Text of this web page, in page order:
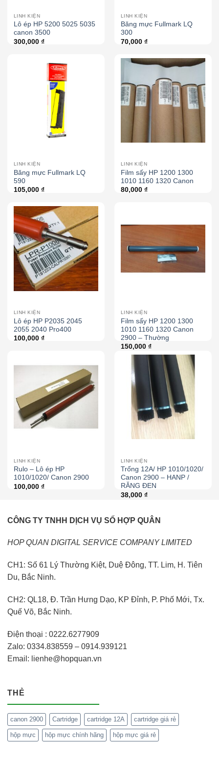
LINH KIỆN
Lô ép HP 5200 5025 5035
canon 3500
300,000 ₫
LINH KIỆN
Băng mực Fullmark LQ
300
70,000 ₫
LINH KIỆN
Băng mực Fullmark LQ
590
105,000 ₫
LINH KIỆN
Film sấy HP 1200 1300
1010 1160 1320 Canon
80,000 ₫
LINH KIỆN
Lô ép HP P2035 2045
2055 2040 Pro400
100,000 ₫
LINH KIỆN
Film sấy HP 1200 1300
1010 1160 1320 Canon
2900 – Thường
150,000 ₫
LINH KIỆN
Rulo – Lô ép HP
1010/1020/ Canon 2900
100,000 ₫
LINH KIỆN
Trống 12A/ HP 1010/1020/
Canon 2900 – HANP /
RĂNG ĐEN
38,000 ₫
CÔNG TY TNHH DỊCH VỤ SỐ HỢP QUÂN
HOP QUAN DIGITAL SERVICE COMPANY LIMITED
CH1: Số 61 Lý Thường Kiệt, Duệ Đông, TT. Lim, H. Tiên
Du, Bắc Ninh.
CH2: QL18, Đ. Trần Hưng Dạo, KP Đỉnh, P. Phố Mới, Tx.
Quế Võ, Bắc Ninh.
Điện thoại : 0222.6277909
Zalo: 0334.838559 – 0914.939121
Email: lienhe@hopquan.vn
THẺ
canon 2900 Cartridge cartridge 12A cartridge giá rẻ
hộp mực hộp mực chính hãng hộp mực giá rẻ